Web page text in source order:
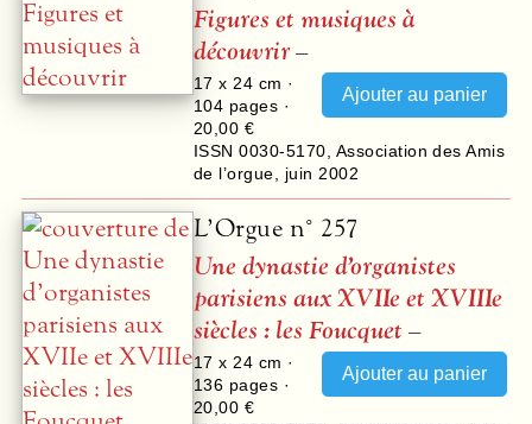
Figures et musiques à
découvrir–
17 x 24 cm ·
104 pages ·
20,00 €
ISSN 0030-5170 Association des Amis
de l’orgue
juin 2002
L’Orgue n° 257
Une dynastie d’organistes
parisiens aux XVIIe et XVIIIe
siècles : les Foucquet –
17 x 24 cm ·
136 pages ·
20,00 €